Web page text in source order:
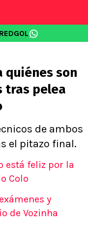
quiénes son
tras pelea
de ambos
el pitazo final.
está feliz por la
Colo
y
de Vozinha